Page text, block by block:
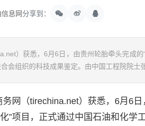
息网分享到：
）获悉，6月6日，由贵州轮胎牵头完成
会组织的科技成果鉴定。由中国工程院院士
网（tirechina.net）获悉，6月6日
”项目，正式通过中国石油和化学